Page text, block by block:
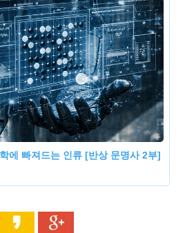
에 빠져드는 인류 [반상 문명사 2부]